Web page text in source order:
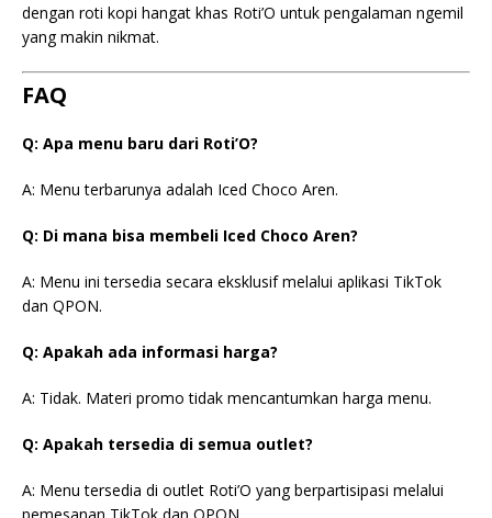
dengan roti kopi hangat khas Roti’O untuk pengalaman ngemil
yang makin nikmat.
FAQ
Q: Apa menu baru dari Roti’O?
A: Menu terbarunya adalah Iced Choco Aren.
Q: Di mana bisa membeli Iced Choco Aren?
A: Menu ini tersedia secara eksklusif melalui aplikasi TikTok
dan QPON.
Q: Apakah ada informasi harga?
A: Tidak. Materi promo tidak mencantumkan harga menu.
Q: Apakah tersedia di semua outlet?
A: Menu tersedia di outlet Roti’O yang berpartisipasi melalui